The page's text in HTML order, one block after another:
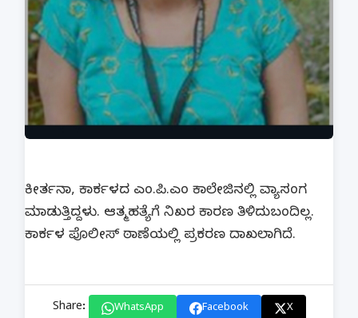
ಕೀರ್ತನಾ, ಕಾರ್ಕಳದ ಎಂ.ಪಿ.ಎಂ ಕಾಲೇಜಿನಲ್ಲಿ ವ್ಯಾಸಂಗ
ಮಾಡುತ್ತಿದ್ದಳು. ಆತ್ಮಹತ್ಯೆಗೆ ನಿಖರ ಕಾರಣ ತಿಳಿದುಬಂದಿಲ್ಲ.
ಕಾರ್ಕಳ ಪೊಲೀಸ್ ಠಾಣೆಯಲ್ಲಿ ಪ್ರಕರಣ ದಾಖಲಾಗಿದೆ.
Share: WhatsApp Facebook X